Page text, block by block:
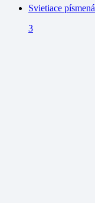
Svietiace písmená
3